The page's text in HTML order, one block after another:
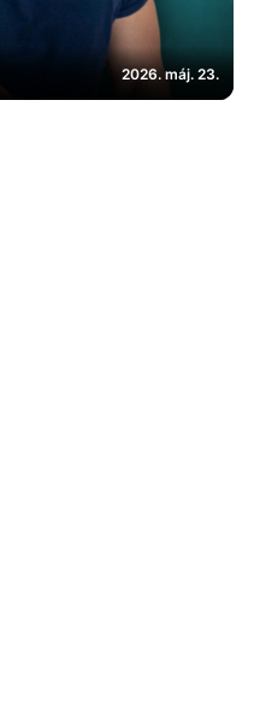
2026. máj. 23.